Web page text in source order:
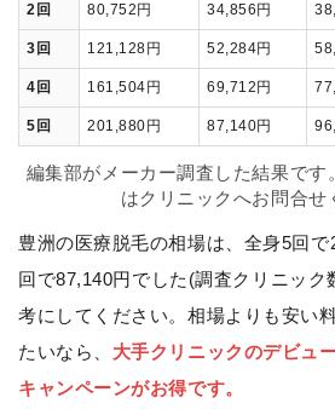
2回 80,752円 34,856円
3回 121,128円 52,284円
4回 161,504円 69,712円
5回 201,880円 87,140円
編集部がメーカー調査した結果です
はクリニックへお問合せ
豊洲の医療脱毛の相場は、全身5回
回で87,140円でした(調査クリニック
考にしてください。相場よりも安い
たいなら、 大手クリニックのデビュ
キャンペーンがお得です。